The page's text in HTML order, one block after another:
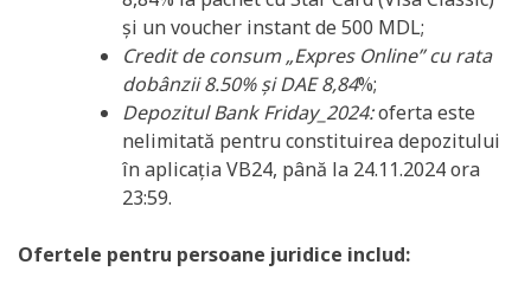
și un voucher instant de 500 MDL;
Credit de consum „Expres Online” cu rata
dobânzii 8.50% și DAE 8,84%;
Depozitul Bank Friday_2024:oferta este
nelimitată pentru constituirea depozitului
în aplicația VB24, până la 24.11.2024 ora
23:59.
Ofertele pentru persoane juridice includ: